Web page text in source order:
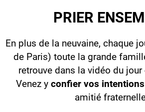
PRIER
En plus de la neuvaine, chaque
de Paris) toute la grande
retrouve dans la vidéo du jour
Venez y confier vos intentions
amitié